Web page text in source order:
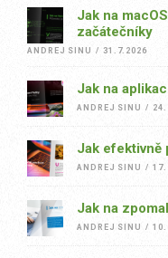
nástrojů, které...
Jak na
začátečníky
ANDREJ SINU / 31.7.2026
Jak na
ANDREJ SINU /
Jak efektivně
ANDREJ SINU /
Jak na
ANDREJ SINU /